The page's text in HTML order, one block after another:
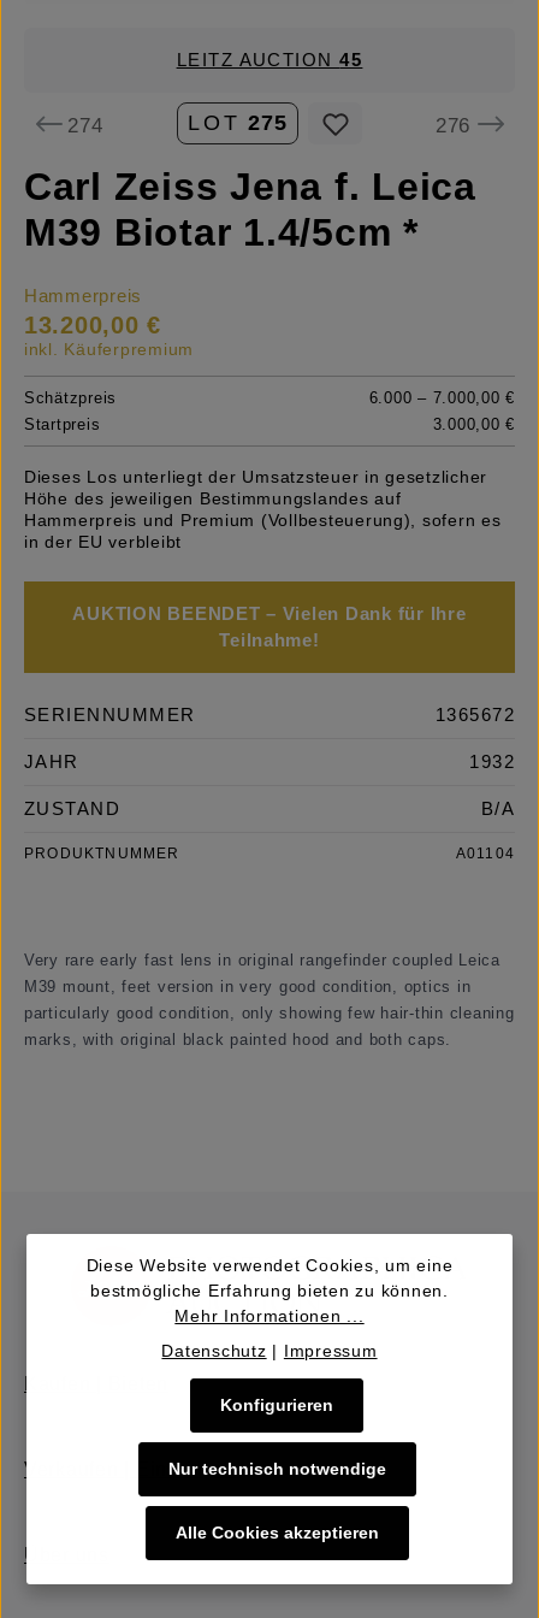
LEITZ AUCTION45
274 LOT 275 276
Carl Zeiss Jena f. Leica
M39 Biotar 1.4/5cm *
Hammerpreis
13.200,00 €
inkl. Käuferpremium
Schätzpreis
6.000 – 7.000,00 €
Startpreis
3.000,00 €
Dieses Los unterliegt der Umsatzsteuer in gesetzlicher
Höhe des jeweiligen Bestimmungslandes auf
Hammerpreis und Premium (Vollbesteuerung), sofern es
in der EU verbleibt
AUKTION BEENDET – Vielen Dank für Ihre
Teilnahme!
SERIENNUMMER 1365672
JAHR 1932
ZUSTAND B/A
PRODUKTNUMMER A01104
Very rare early fast lens in original rangefinder coupled Leica
M39 mount, feet version in very good condition, optics in
particularly good condition, only showing few hair-thin cleaning
marks, with original black painted hood and both caps.
Verkaufen | Einbringen
Über uns
Diese Website verwendet Cookies, um eine
bestmögliche Erfahrung bieten zu können.
Mehr Informationen ...
Datenschutz | Impressum
Nur technisch notwendige
Konfigurieren
Alle Cookies akzeptieren